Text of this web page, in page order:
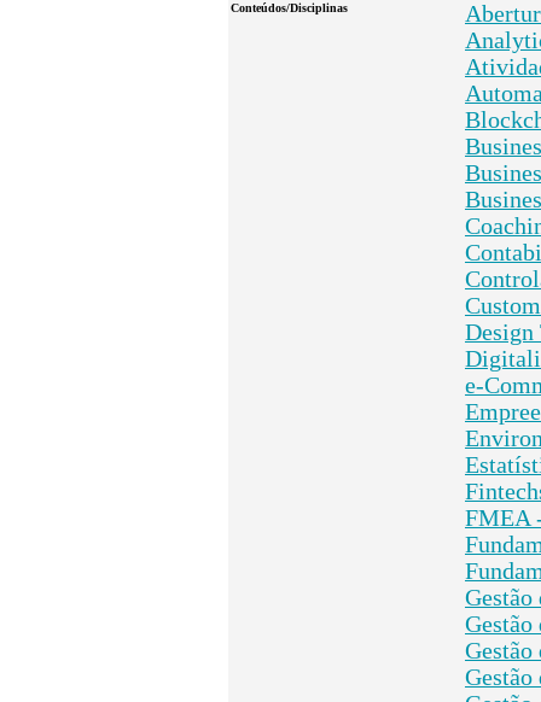
Conteúdos/Disciplinas
e-
FMEA
Gestão
Gestão
Gestão
Gestão